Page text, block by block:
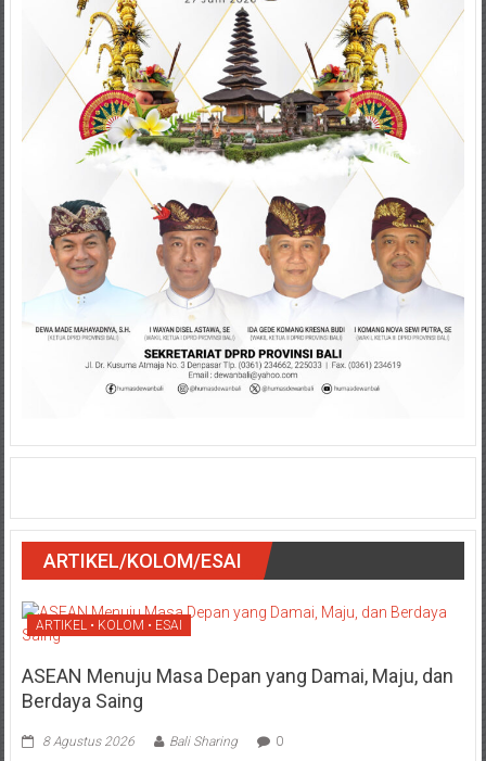
ARTIKEL/KOLOM/ESAI
ARTIKEL • KOLOM • ESAI
ASEAN Menuju Masa Depan yang Damai, Maju, dan
Berdaya Saing
8 Agustus 2026 Bali Sharing 0